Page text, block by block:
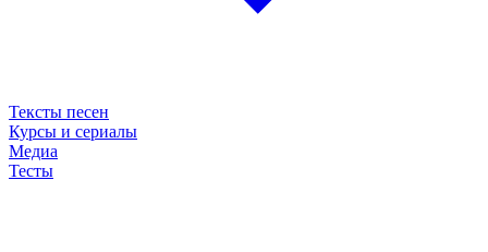
Тексты песен
Курсы и сериалы
Медиа
Тесты